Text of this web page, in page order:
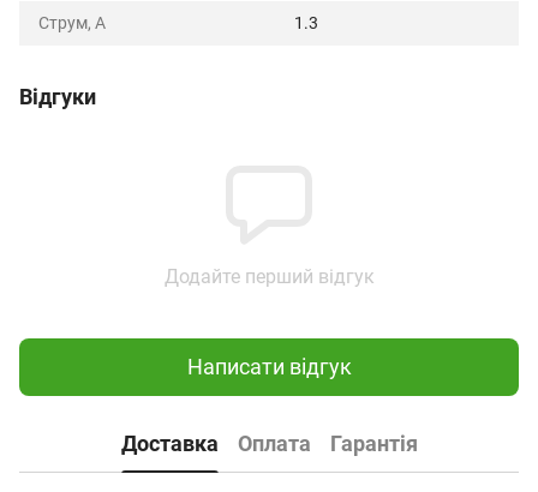
Струм, А 1.3
Відгуки
Додайте перший відгук
Написати відгук
Доставка Оплата Гарантія